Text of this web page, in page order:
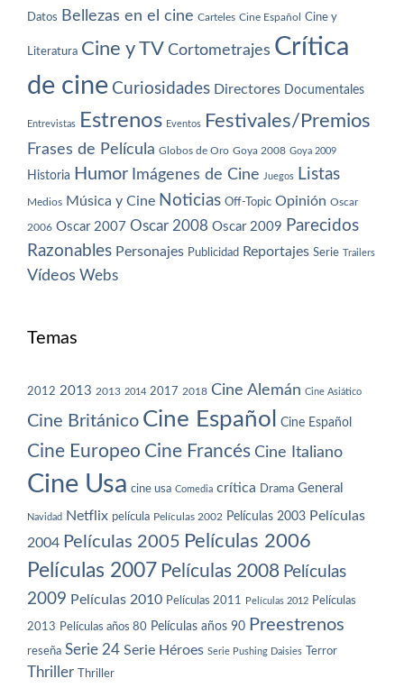
Datos Bellezas en el cine Carteles Cine Español Cine y
Literatura Cine y TV Cortometrajes Crítica
de cine Curiosidades Directores Documentales
Entrevistas Estrenos Eventos Festivales/Premios
Frases de Película Globos de Oro Goya 2008 Goya 2009
Historia Humor Imágenes de Cine Juegos Listas
Medios Música y Cine Noticias Off-Topic Opinión Oscar
2006 Oscar 2007 Oscar 2008 Oscar 2009 Parecidos
Razonables Personajes Publicidad Reportajes Serie Trailers
Vídeos Webs
Temas
2012 2013 2013 2014 2017 2018 Cine Alemán Cine Asiático
Cine Británico Cine Español Cine Español
Cine Europeo Cine Francés Cine Italiano
Cine Usa cine usa Comedia crítica Drama General
Navidad Netflix película Películas 2002 Películas 2003 Películas
2004 Películas 2005 Películas 2006
Películas 2007 Películas 2008 Películas
2009 Películas 2010 Películas 2011 Películas 2012 Películas
2013 Películas años 80 Películas años 90 Preestrenos
reseña Serie 24 Serie Héroes Serie Pushing Daisies Terror
Thriller Thriller